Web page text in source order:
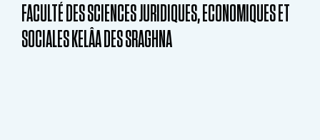
FACULTÉ DES SCIENCES JURIDIQUES, ECONOMIQUES ET
SOCIALES KELÂA DES SRAGHNA